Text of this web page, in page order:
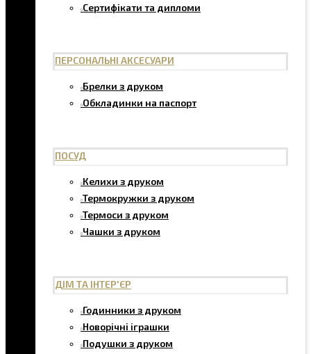
Сертифікати та дипломи
ПЕРСОНАЛЬНІ АКСЕСУАРИ
Брелки з друком
Обкладинки на паспорт
ПОСУД
Келихи з друком
Термокружки з друком
Термоси з друком
Чашки з друком
ДІМ ТА ІНТЕР'ЄР
Годинники з друком
Новорічні іграшки
Подушки з друком